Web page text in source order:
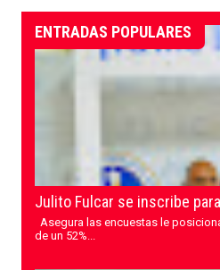
ENTRADAS POPULARES
Julito Fulcar se inscribe
Asegura las encuestas le
de un 52%...